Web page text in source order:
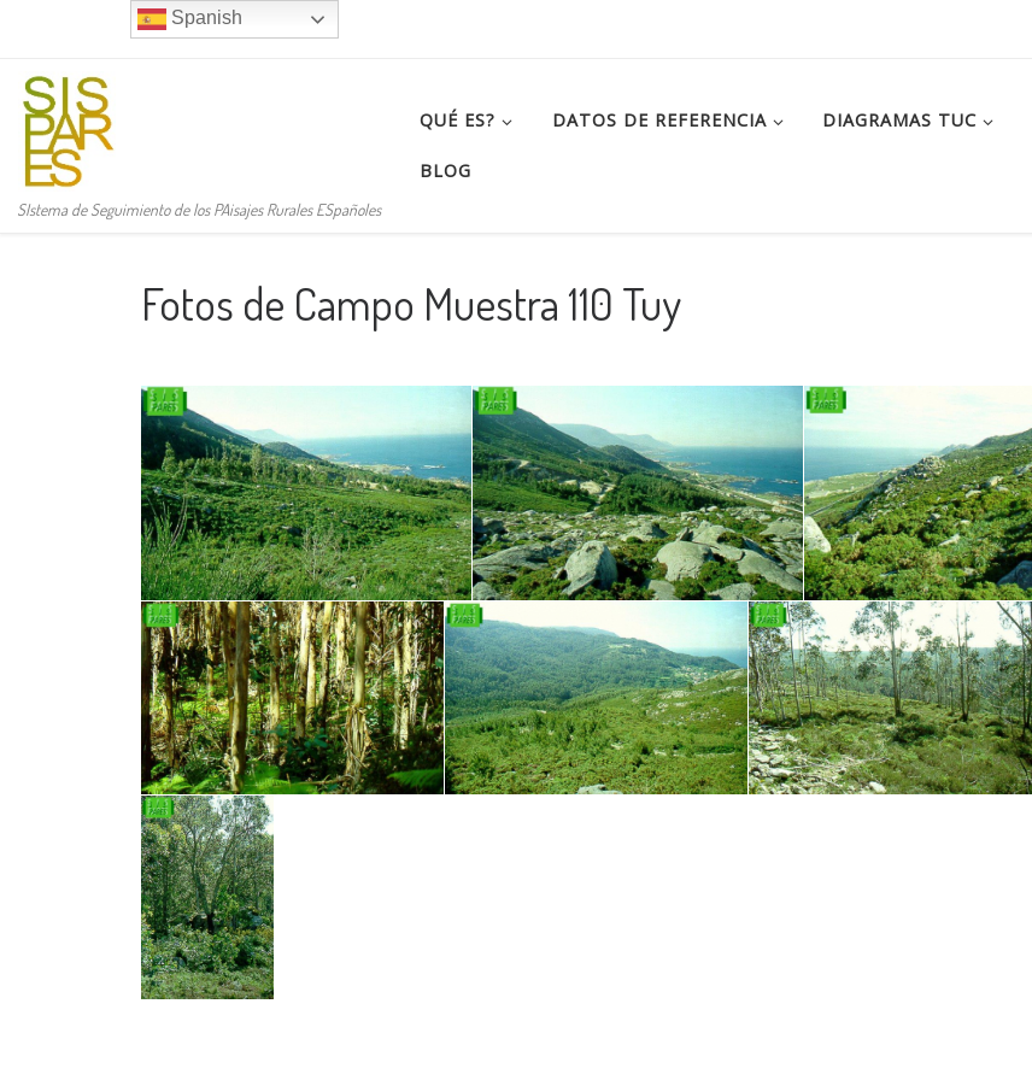
Saltar al contenido
SIstema de Seguimiento de los PAisajes Rurales ESpañoles
QUÉ ES? DATOS DE REFERENCIA DIAGRAMAS TUC
BLOG
Fotos de Campo Muestra 110 Tuy
Spanish